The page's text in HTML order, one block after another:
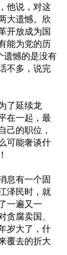
他说，对这
大遗憾。欣
开放成为国
能为党的历
遗憾的是没有
不多，说完
了延续龙
在一起，最
己的职位，
可能奢谈什
息有一个固
泽民时，就
一遍又一
贪腐卖国、
岁大了，什
覆去的折大